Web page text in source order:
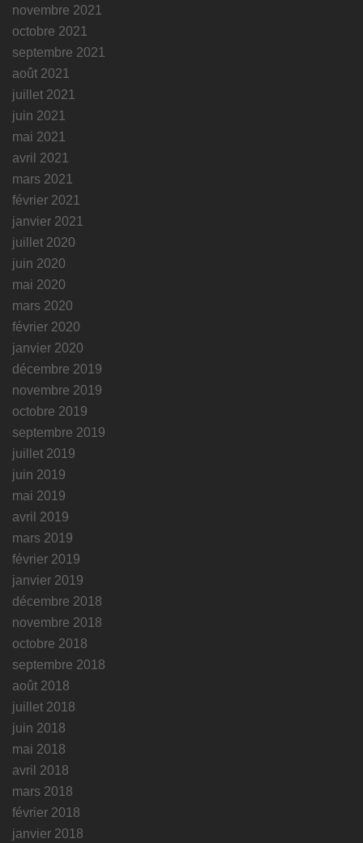
novembre 2021
octobre 2021
septembre 2021
août 2021
juillet 2021
juin 2021
mai 2021
avril 2021
mars 2021
février 2021
janvier 2021
juillet 2020
juin 2020
mai 2020
mars 2020
février 2020
janvier 2020
décembre 2019
novembre 2019
octobre 2019
septembre 2019
juillet 2019
juin 2019
mai 2019
avril 2019
mars 2019
février 2019
janvier 2019
décembre 2018
novembre 2018
octobre 2018
septembre 2018
août 2018
juillet 2018
juin 2018
mai 2018
avril 2018
mars 2018
février 2018
janvier 2018